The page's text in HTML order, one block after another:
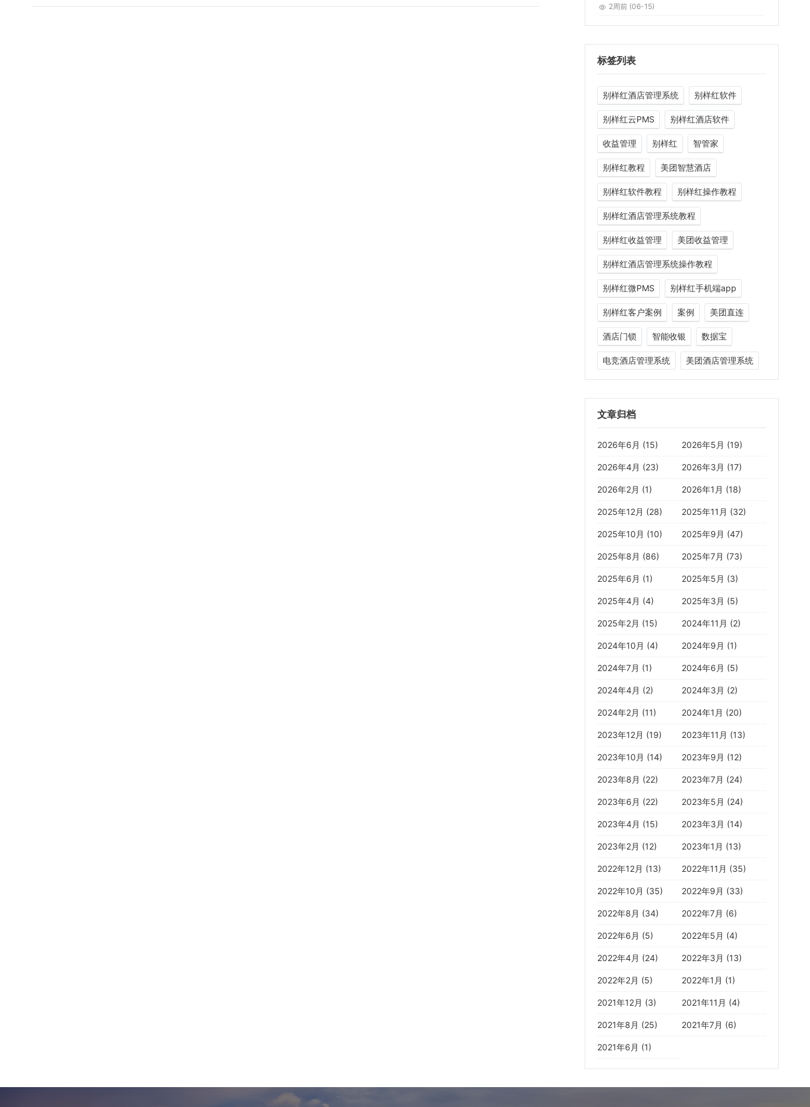
2周前(06-15)
标签列表
别样红酒店管理系统 别样红软件
别样红云PMS 别样红酒店软件
收益管理 别样红 智管家
别样红教程 美团智慧酒店
别样红软件教程 别样红操作教程
别样红酒店管理系统教程
别样红收益管理 美团收益管理
别样红酒店管理系统操作教程
别样红微PMS 别样红手机端app
别样红客户案例 案例 美团直连
酒店门锁 智能收银 数据宝
电竞酒店管理系统 美团酒店管理系统
文章归档
2026年6月 (15) 2026年5月 (19)
2026年4月 (23) 2026年3月 (17)
2026年2月 (1) 2026年1月 (18)
2025年12月 (28) 2025年11月 (32)
2025年10月 (10) 2025年9月 (47)
2025年8月 (86) 2025年7月 (73)
2025年6月 (1) 2025年5月 (3)
2025年4月 (4) 2025年3月 (5)
2025年2月 (15) 2024年11月 (2)
2024年10月 (4) 2024年9月 (1)
2024年7月 (1) 2024年6月 (5)
2024年4月 (2) 2024年3月 (2)
2024年2月 (11) 2024年1月 (20)
2023年12月 (19) 2023年11月 (13)
2023年10月 (14) 2023年9月 (12)
2023年8月 (22) 2023年7月 (24)
2023年6月 (22) 2023年5月 (24)
2023年4月 (15) 2023年3月 (14)
2023年2月 (12) 2023年1月 (13)
2022年12月 (13) 2022年11月 (35)
2022年10月 (35) 2022年9月 (33)
2022年8月 (34) 2022年7月 (6)
2022年6月 (5) 2022年5月 (4)
2022年4月 (24) 2022年3月 (13)
2022年2月 (5) 2022年1月 (1)
2021年12月 (3) 2021年11月 (4)
2021年8月 (25) 2021年7月 (6)
2021年6月 (1)